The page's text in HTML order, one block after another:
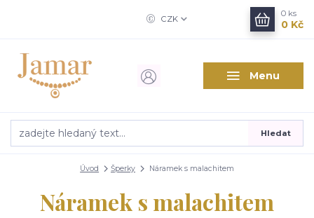
Menu
CZK
Hledat
0 ks
0 Kč
Úvod Šperky Náramek s malachitem
Náramek s malachitem